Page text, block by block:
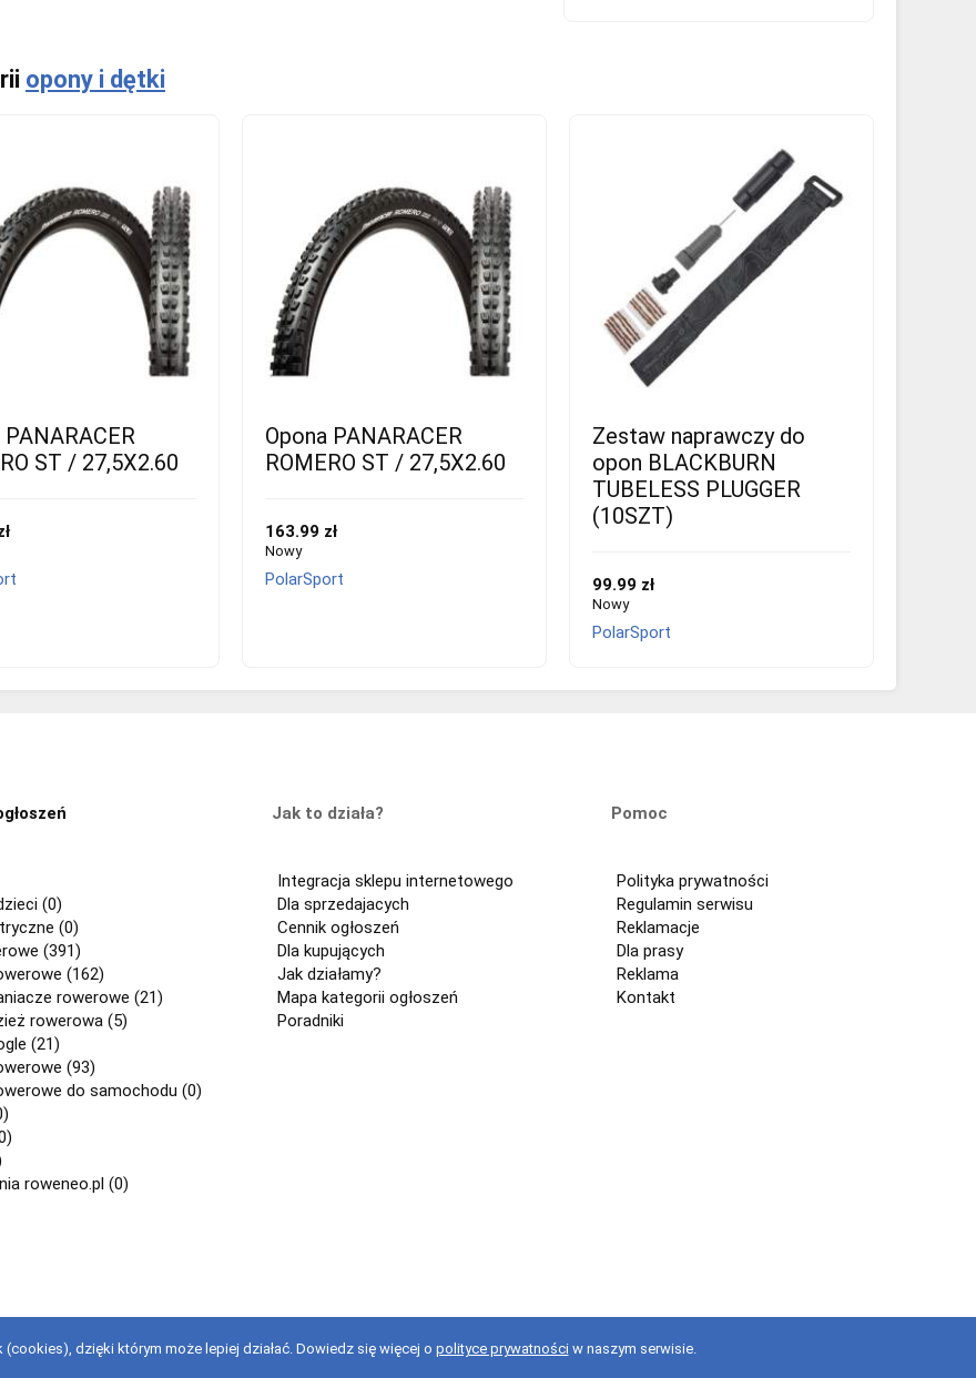
opony i dętki
PANARACER
ST / 27,5X2.60
Opona PANARACER
ROMERO ST / 27,5X2.60
163.99 zł
Nowy
PolarSport
Zestaw naprawczy do
opon BLACKBURN
TUBELESS PLUGGER
(10SZT)
99.99 zł
Nowy
PolarSport
(0)
(0)
(391)
(162)
rowerowe (21)
rowerowa (5)
(21)
(93)
do samochodu (0)
roweneo.pl (0)
Jak to działa?
Integracja sklepu internetowego
Dla sprzedajacych
Cennik ogłoszeń
Dla kupujących
Jak działamy?
Mapa kategorii ogłoszeń
Poradniki
Pomoc
Polityka prywatności
Regulamin serwisu
Reklamacje
Dla prasy
Reklama
Kontakt
dzięki którym może lepiej działać. Dowiedz się więcej o polityce prywatnościw naszym serwisie.